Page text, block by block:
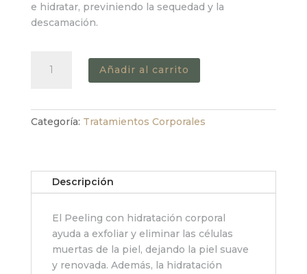
e hidratar, previniendo la sequedad y la
descamación.
cantidad
Añadir al carrito
Categoría: Tratamientos Corporales
Descripción
El Peeling con hidratación corporal
ayuda a exfoliar y eliminar las células
muertas de la piel, dejando la piel suave
y renovada. Además, la hidratación